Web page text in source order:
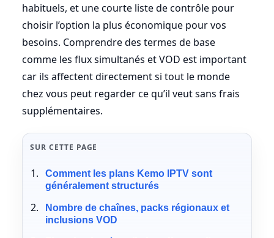
habituels, et une courte liste de contrôle pour
choisir l’option la plus économique pour vos
besoins. Comprendre des termes de base
comme les flux simultanés et VOD est important
car ils affectent directement si tout le monde
chez vous peut regarder ce qu’il veut sans frais
supplémentaires.
SUR CETTE PAGE
Comment les plans Kemo IPTV sont
généralement structurés
Nombre de chaînes, packs régionaux et
inclusions VOD